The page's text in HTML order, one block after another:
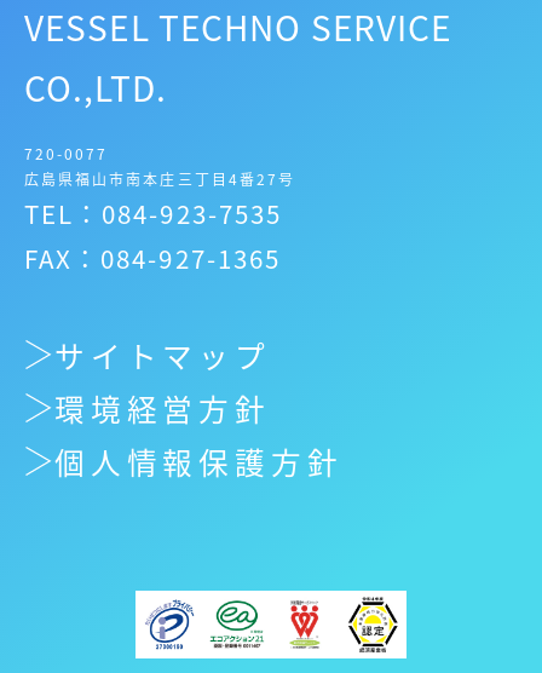
VESSEL TECHNO SERVICE
CO.,LTD.
720-0077
広島県福山市南本庄三丁目4番27号
TEL：084-923-7535
FAX：084-927-1365
サイトマップ
環境経営方針
個人情報保護方針